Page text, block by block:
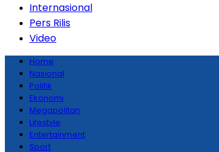
Internasional
Pers Rilis
Video
Home
Nasional
Politik
Ekonomi
Megapolitan
Lifestyle
Entertainment
Sport